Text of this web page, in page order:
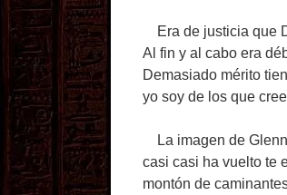
Era de justicia que
Al fin y al cabo era
Demasiado mérito
yo soy de los que
La imagen de
casi casi ha vuelto te
montón de